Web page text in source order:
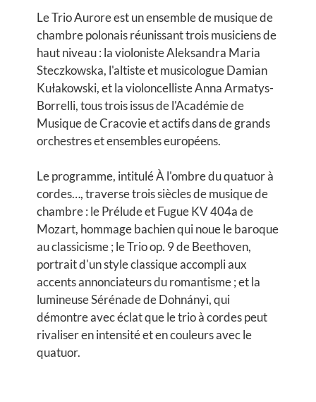
Le Trio Aurore est un ensemble de musique de
chambre polonais réunissant trois musiciens de
haut niveau : la violoniste Aleksandra Maria
Steczkowska, l'altiste et musicologue Damian
Kułakowski, et la violoncelliste Anna Armatys-
Borrelli, tous trois issus de l'Académie de
Musique de Cracovie et actifs dans de grands
orchestres et ensembles européens.
Le programme, intitulé À l'ombre du quatuor à
cordes…, traverse trois siècles de musique de
chambre : le Prélude et Fugue KV 404a de
Mozart, hommage bachien qui noue le baroque
au classicisme ; le Trio op. 9 de Beethoven,
portrait d'un style classique accompli aux
accents annonciateurs du romantisme ; et la
lumineuse Sérénade de Dohnányi, qui
démontre avec éclat que le trio à cordes peut
rivaliser en intensité et en couleurs avec le
quatuor.